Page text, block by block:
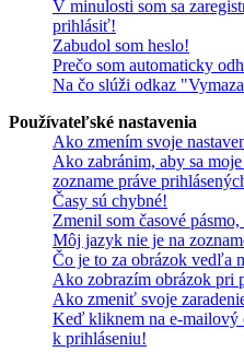
V minulosti som sa
prihlásiť!
Zabudol som heslo!
Prečo som automaticky
Na čo slúži odkaz
Používateľské nastavenia
Ako zmením svoje
Ako zabránim, aby sa
zozname práve
Časy sú chybné!
Zmenil som časové
Môj jazyk nie je na
Čo je to za obrázok vedľa
Ako zobrazím obrázok pri
Ako zmeniť svoje
Keď kliknem na e-mailový
k prihláseniu!